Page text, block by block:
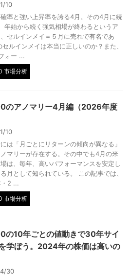
10
率と強い上昇率を誇る4月。その4月に続
年始から続く強気相場が終わるというア
、セルインメイ＝５月に売れで有名であ
セルインメイは本当に正しいのか？また、
ォー ...
市場分析
のアノマリー4月編（2026年度
10
は「月ごとにリターンの傾向が異なる」
マリーが存在する。その中でも4月の米
は、毎年、高いパフォーマンスを安定し
月として知られている。 この記事では、
2 ...
市場分析
の10年ごとの値動きで30年サイ
学ぼう。2024年の株価は高いの
30